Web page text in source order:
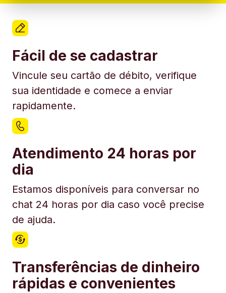
Fácil de se cadastrar
Vincule seu cartão de débito, verifique
sua identidade e comece a enviar
rapidamente.
Atendimento 24 horas por
dia
Estamos disponíveis para conversar no
chat 24 horas por dia caso você precise
de ajuda.
Transferências de dinheiro
rápidas e convenientes